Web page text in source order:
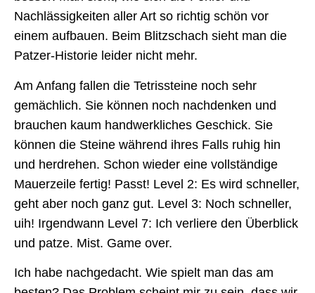
Nachlässigkeiten aller Art so richtig schön vor
einem aufbauen. Beim Blitzschach sieht man die
Patzer-Historie leider nicht mehr.
Am Anfang fallen die Tetrissteine noch sehr
gemächlich. Sie können noch nachdenken und
brauchen kaum handwerkliches Geschick. Sie
können die Steine während ihres Falls ruhig hin
und herdrehen. Schon wieder eine vollständige
Mauerzeile fertig! Passt! Level 2: Es wird schneller,
geht aber noch ganz gut. Level 3: Noch schneller,
uih! Irgendwann Level 7: Ich verliere den Überblick
und patze. Mist. Game over.
Ich habe nachgedacht. Wie spielt man das am